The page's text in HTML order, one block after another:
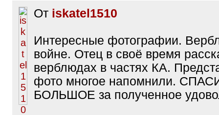
От iskatel1510
Интересные фотографии.
войне. Отец в своё время
верблюдах в частях КА.
фото многое напомнили.
БОЛЬШОЕ за полученное